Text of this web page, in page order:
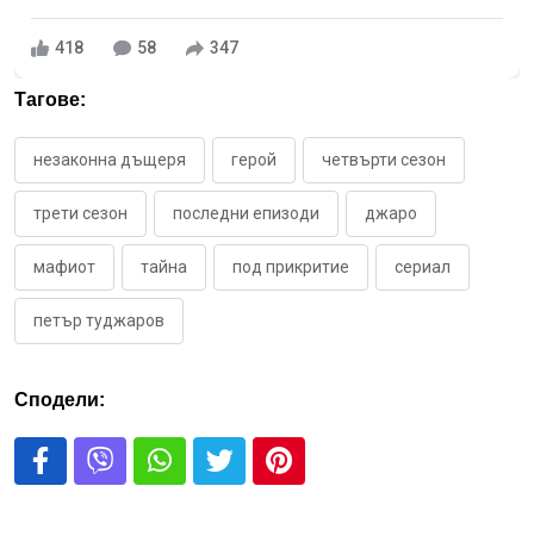
418 58 347
Тагове:
незаконна дъщеря герой четвърти сезон
трети сезон последни епизоди джаро
мафиот тайна под прикритие сериал
петър туджаров
Сподели: